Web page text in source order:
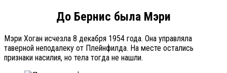
До Бернис была Мэри
Мэри Хоган исчезла 8 декабря 1954 года. Она управляла
таверной неподалеку от Плейнфилда. На месте остались
признаки насилия, но тела тогда не нашли.